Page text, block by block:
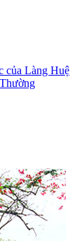
của Làng Huệ